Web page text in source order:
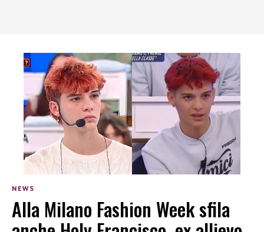
NEWS
Alla Milano Fashion Week sfila